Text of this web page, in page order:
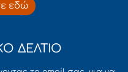
εδώ
ΔΕΛΤΙΟ